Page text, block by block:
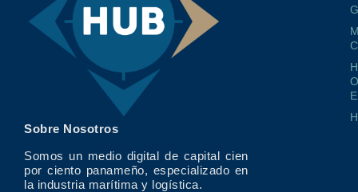
Sobre Nosotros
Somos un medio digital de capital cien
por ciento panameño, especializado en
la industria marítima y logística.